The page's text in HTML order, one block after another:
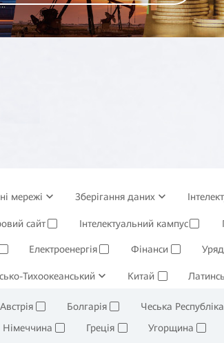
мережі Зберігання даних
Корпоративні служби і програмне
сайт Інтелектуальний кампус
Електроенергія Фінанси Уряд
та плавильна промисловість ✓ Нафта,
Австрія Болгарія Чеська Республіка
Німеччина Греція Угорщина
Тихоокеанський Китай